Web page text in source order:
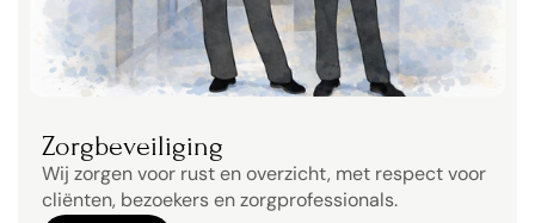
Zorgbeveiliging
Wij zorgen voor rust en overzicht, met respect voor
cliënten, bezoekers en zorgprofessionals.